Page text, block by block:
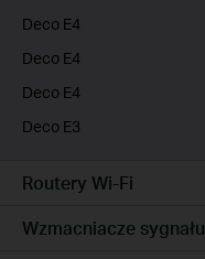
Deco E4
Deco E4
Deco E4
Deco E3
Routery Wi-Fi
Wzmacniacze sygnału